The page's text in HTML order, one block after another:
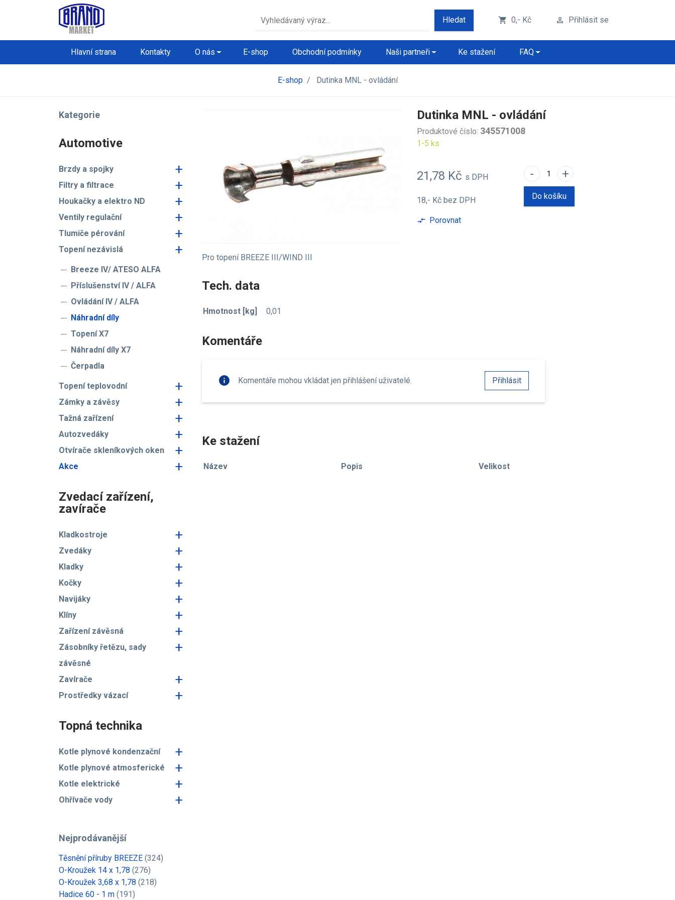
Hledat shopping_cart 0,- Kč perm_identity Přihlásit se
Hlavní strana Kontakty O nás E-shop Obchodní podmínky Naši partneři Ke stažení FAQ
E-shop / Dutinka MNL - ovládání
Kategorie
Automotive
Brzdy a spojky +
Filtry a filtrace +
Houkačky a elektro ND +
Ventily regulační +
Tlumiče pérování +
Topení nezávislá +
Breeze IV/ ATESO ALFA
Příslušenství IV / ALFA
Ovládání IV / ALFA
Náhradní díly
Topení X7
Náhradní díly X7
Čerpadla
Topení teplovodní +
Zámky a závěsy +
Tažná zařízení +
Autozvedáky +
Otvírače skleníkových oken +
Akce +
Zvedací zařízení,
zavírače
Kladkostroje +
Zvedáky +
Kladky +
Kočky +
Navijáky +
Klíny +
Zařízení závěsná +
Zásobníky řetězu, sady
závěsné
+
Zavírače +
Prostředky vázací +
Topná technika
Kotle plynové kondenzační +
Kotle plynové atmosferické +
Kotle elektrické +
Ohřívače vody +
Nejprodávanější
Těsnění příruby BREEZE (324)
O-Kroužek 14 x 1,78 (276)
O-Kroužek 3,68 x 1,78 (218)
Hadice 60 - 1 m (191)
Dutinka MNL - ovládání
Produktové číslo: 345571008
1-5 ks
21,78 Kč s DPH
18,- Kč bez DPH
- +
Do košíku
compare_arrows Porovnat
Pro topení BREEZE III/WIND III
Tech. data
Hmotnost [kg] 0,01
Komentáře
info Komentáře mohou vkládat jen přihlášení uživatelé. Přihlásit
Ke stažení
Název Popis Velikost